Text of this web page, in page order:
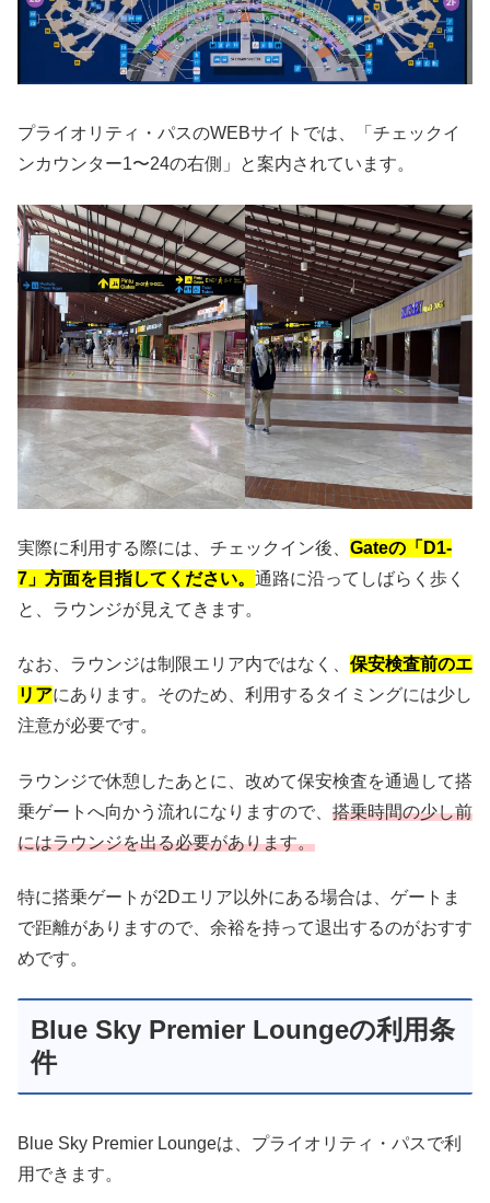
プライオリティ・パスのWEBサイトでは、「チェックイ
ンカウンター1〜24の右側」と案内されています。
実際に利用する際には、チェックイン後、 Gateの「D1-
7」方面を目指してください。 通路に沿ってしばらく歩く
と、ラウンジが見えてきます。
なお、ラウンジは制限エリア内ではなく、 保安検査前のエ
リアにあります。そのため、利用するタイミングには少し
注意が必要です。
ラウンジで休憩したあとに、改めて保安検査を通過して搭
乗ゲートへ向かう流れになりますので、 搭乗時間の少し前
にはラウンジを出る必要があります。
特に搭乗ゲートが2Dエリア以外にある場合は、ゲートま
で距離がありますので、余裕を持って退出するのがおすす
めです。
Blue Sky Premier Loungeの利用条
件
Blue Sky Premier Loungeは、プライオリティ・パスで利
用できます。